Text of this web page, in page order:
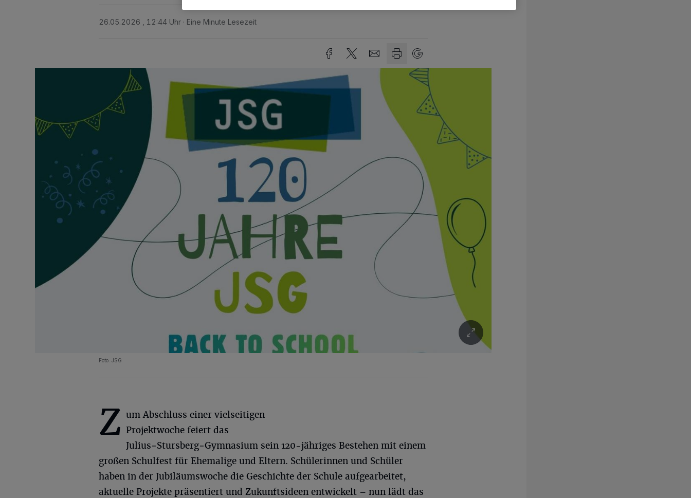
26.05.2026 , 12:44 Uhr Eine Minute Lesezeit
Foto: JSG
Z um Abschluss einer vielseitigen
Projektwoche feiert das
Julius‑Stursberg‑Gymnasium sein 120-jähriges Bestehen mit einem
großen Schulfest für Ehemalige und Eltern. Schülerinnen und Schüler
haben in der Jubiläumswoche die Geschichte der Schule aufgearbeitet,
aktuelle Projekte präsentiert und Zukunftsideen entwickelt – nun lädt das